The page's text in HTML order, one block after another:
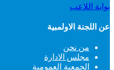
بوابة اللاعب
عن اللجنة الاولمبية
من نحن
مجلس الادارة
الجمعية العمومية